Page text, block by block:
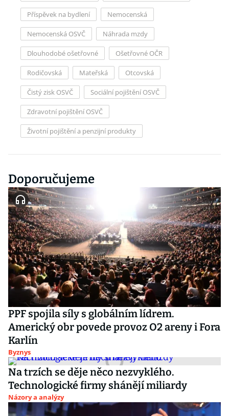
Příspěvek na bydlení Nemocenská
Nemocenská OSVČ Náhrada mzdy
Dlouhodobé ošetřovné Ošetřovné OČR
Rodičovská Mateřská Otcovská
Čistý zisk OSVČ Sociální pojištění OSVČ
Zdravotní pojištění OSVČ
Životní pojištění a penzijní produkty
Doporučujeme
PPF spojila síly s globálním lídrem.
Americký obr povede provoz O2 areny i Fora
Karlín
Byznys
Na trzích se děje něco nezvyklého.
Technologické firmy shánějí miliardy
Názory a analýzy